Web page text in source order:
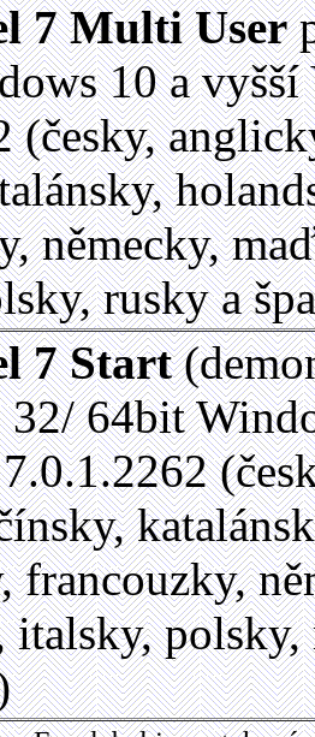
7 Multi User
10 a vyšší
(česky,
německy,
rusky a
7 Start
32/ 64bit
francouzky,
italsky, polsky,